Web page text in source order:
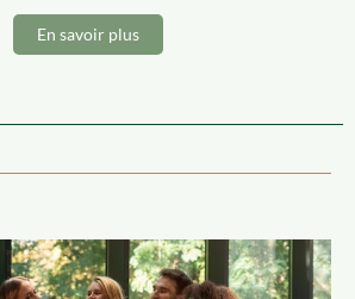
En savoir plus